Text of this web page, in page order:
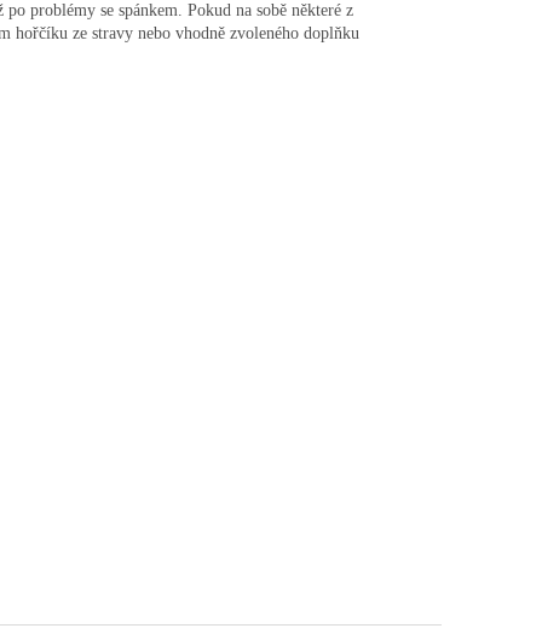
problémy se spánkem. Pokud na sobě některé z
hořčíku ze stravy nebo vhodně zvoleného doplňku